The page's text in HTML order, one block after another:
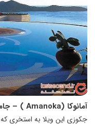
آمانوکا (Amanoka
) –
جکوزی این ویلا به استخری